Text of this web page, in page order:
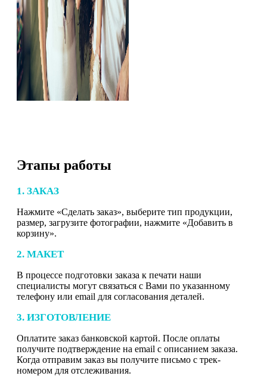
Этапы работы
1. ЗАКАЗ
Нажмите «Сделать заказ», выберите тип продукции,
размер, загрузите фотографии, нажмите «Добавить в
корзину».
2. МАКЕТ
В процессе подготовки заказа к печати наши
специалисты могут связаться с Вами по указанному
телефону или email для согласования деталей.
3. ИЗГОТОВЛЕНИЕ
Оплатите заказ банковской картой. После оплаты
получите подтверждение на email с описанием заказа.
Когда отправим заказ вы получите письмо с трек-
номером для отслеживания.